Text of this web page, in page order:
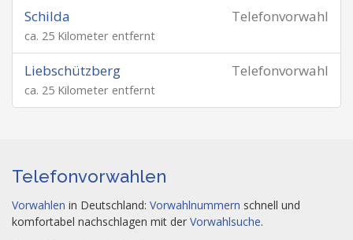
Telefonvorwahl
Schilda
ca. 25 Kilometer entfernt
Telefonvorwahl
Liebschützberg
ca. 25 Kilometer entfernt
Telefonvorwahlen
Vorwahlen in Deutschland: Vorwahlnummern schnell und
komfortabel nachschlagen mit der Vorwahlsuche.